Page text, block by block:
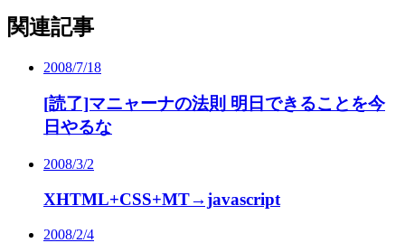
関連記事
2008/7/18
[読了]マニャーナの法則 明日できることを今
日やるな
2008/3/2
XHTML+CSS+MT→javascript
2008/2/4